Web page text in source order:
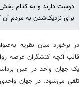
دوست دارند و به کدام بخش
برای نزدیک‌شدن به مردم آن
در برخورد میان نظریه
قالب آنچه کنشگران عرصه
یک جهان واحد در عین
تلقی می‌شود. در جهان